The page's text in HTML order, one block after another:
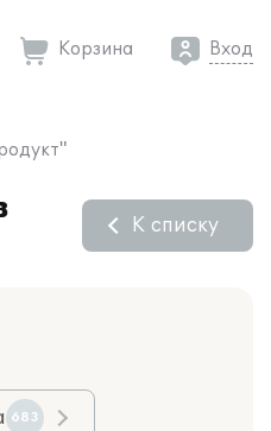
Корзина Вход
К списку
683